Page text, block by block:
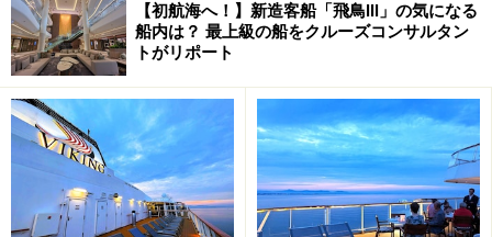
＜目次＞
充実した日本語対応で、ストレスなく快適な船内ライフ
を実現
船内新聞に加え「ジャパネットクルーズ通信」を発行！
船をとことん楽しめる
ジャパネット主催のアクティビティ。ラジオ体操から船
【初航海へ！】新造客船「飛鳥Ⅲ」の気になる
船内は？ 最上級の船をクルーズコンサルタン
トがリポート